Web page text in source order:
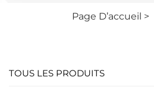
Page D’accueil >
TOUS LES PRODUITS